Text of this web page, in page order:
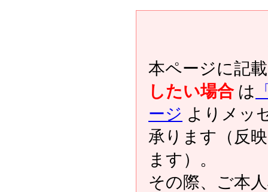
本ページに記
したい場合は
ージ よりメッ
承ります（反
ます）。
その際、ご本